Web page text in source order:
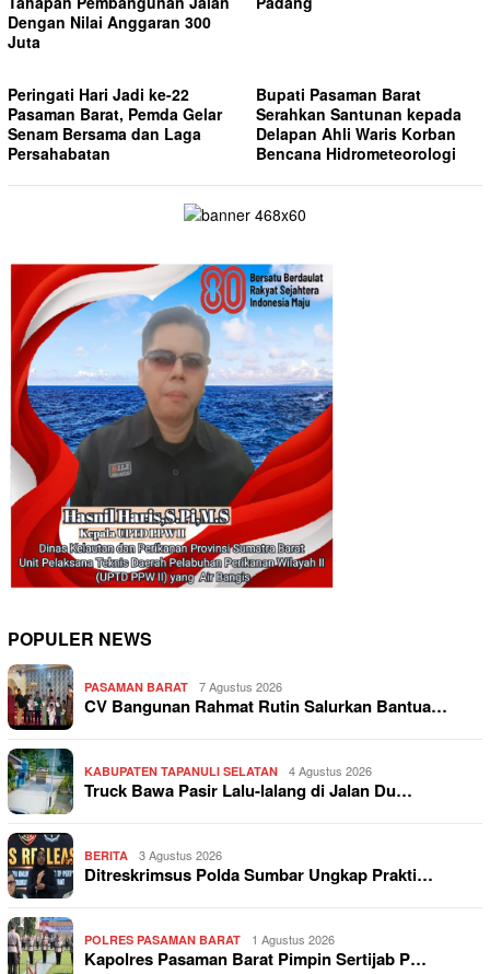
Dengan Nilai Anggaran 300
Juta
Peringati Hari Jadi ke-22
Pasaman Barat, Pemda Gelar
Senam Bersama dan Laga
Persahabatan
Bupati Pasaman Barat
Serahkan Santunan kepada
Delapan Ahli Waris Korban
Bencana Hidrometeorologi
POPULER NEWS
PASAMAN BARAT 7 Agustus 2026
CV Bangunan Rahmat Rutin Salurkan Bantua…
KABUPATEN TAPANULI SELATAN 4 Agustus 2026
Truck Bawa Pasir Lalu-lalang di Jalan Du…
BERITA 3 Agustus 2026
Ditreskrimsus Polda Sumbar Ungkap Prakti…
POLRES PASAMAN BARAT 1 Agustus 2026
Kapolres Pasaman Barat Pimpin Sertijab P…